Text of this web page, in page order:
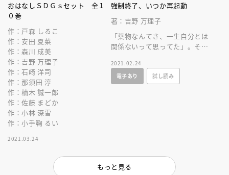
おはなしＳＤＧｓセット 全１
０巻
作：戸森 しるこ
作：安田 夏菜
作：森川 成美
作：吉野 万理子
作：石崎 洋司
作：那須田 淳
作：楠木 誠一郎
作：佐藤 まどか
作：小林 深雪
作：小手鞠 るい
2021.03.24
強制終了、いつか再起動
著：吉野 万理子
「薬物なんてさ、一生自分とは
関係ないって思ってた」。それ
現する。それが中学生の目の前
であっても。
2021.02.24
電子あり
試し読み
もっと見る